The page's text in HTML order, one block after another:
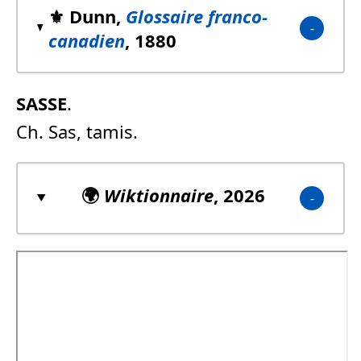
⚜️ Dunn, Glossaire franco-
canadien, 1880
SASSE.
Ch. Sas, tamis.
🌍 Wiktionnaire, 2026